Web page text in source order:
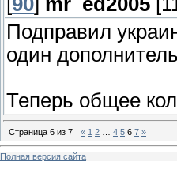
Подправил
один
Теперь общее
Страница 6 из 7 « 1 2 4 5 6 7 »
Полная версия сайта